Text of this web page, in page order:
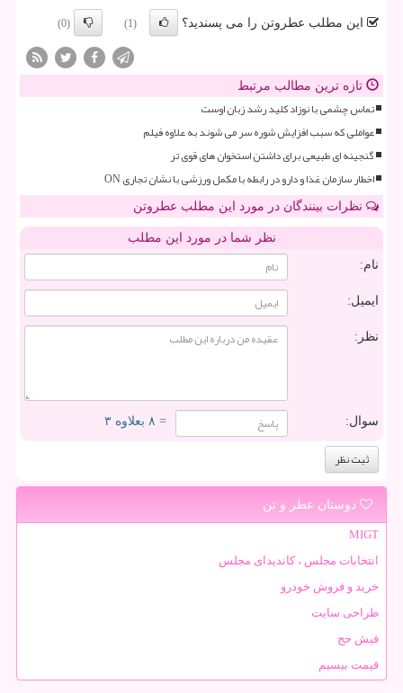
این مطلب عطروتن را می پسندید؟ (1)
(0)
تازه ترین مطالب مرتبط
تماس چشمی با نوزاد کلید رشد زبان اوست
عواملی که سبب افزایش شوره سر می شوند به علاوه فیلم
گنجینه ای طبیعی برای داشتن استخوان های قوی تر
اخطار سازمان غذا و دارو در رابطه با مکمل ورزشی با نشان تجاری ON
نظرات بینندگان در مورد این مطلب عطروتن
نظر شما در مورد این مطلب
نام:
ایمیل:
نظر:
سوال: = ۸ بعلاوه ۳
دوستان عطر و تن
MIGT
انتخابات مجلس ، کاندیدای مجلس
خرید و فروش خودرو
طراحی سایت
فیش حج
قیمت بیسیم